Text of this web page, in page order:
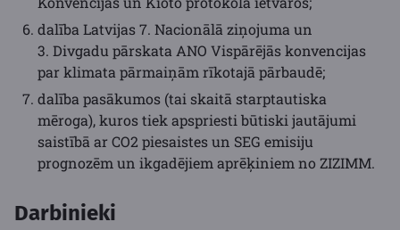
dalība Latvijas 7. Nacionālā ziņojuma un
3. Divgadu pārskata ANO Vispārējās konvencijas
par klimata pārmaiņām rīkotajā pārbaudē;
dalība pasākumos (tai skaitā starptautiska
mēroga), kuros tiek apspriesti būtiski jautājumi
saistībā ar CO2 piesaistes un SEG emisiju
prognozēm un ikgadējiem aprēķiniem no ZIZIMM.
Darbinieki